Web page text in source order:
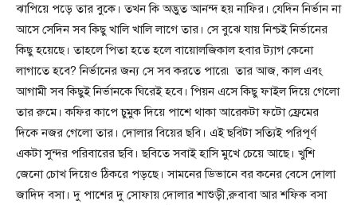
ঝাপিয়ে পড়ে তার বুকে। তখন কি অদ্ভুত আনন্দ হয় নাফির। যেদিন নির্ভান না
আসে সেদিন সব কিছু খালি খালি লাগে তার। সে বুঝে যায় নিশ্চই নির্ভানের
কিছু হয়েছে। তাহলে পিতা হতে হলে বায়োলজিকাল হবার ট্যাগ কেনো
লাগাতে হবে? নির্ভানের জন্য সে সব করতে পারে৷ তার আজ, কাল এবং
আগামী সব কিছুই নির্ভানকে ঘিরেই হবে। পিয়ন এসে কিছু ফাইল দিয়ে গেলো
তার রুমে। কফির কাপে চুমুক দিয়ে পাশে থাকা আরেকটা ফটো ফ্রেমের
দিকে নজর গেলো তার। দোলার বিয়ের ছবি। এই ছবিটা সত্যিই পরিপূর্ণ
একটা সুন্দর পরিবারের ছবি। ছবিতে সবাই হাসি মুখে চেয়ে আছে। খুশি
জেনো চোখ দিয়েও ঠিকরে পড়ছে। সামনের ডিভানে বর কনের বেসে দোলা
জাদিদ বসা। দু পাশের দু সোফায় দোলার শাশুড়ী,রুবাবা আর শফিক বসা